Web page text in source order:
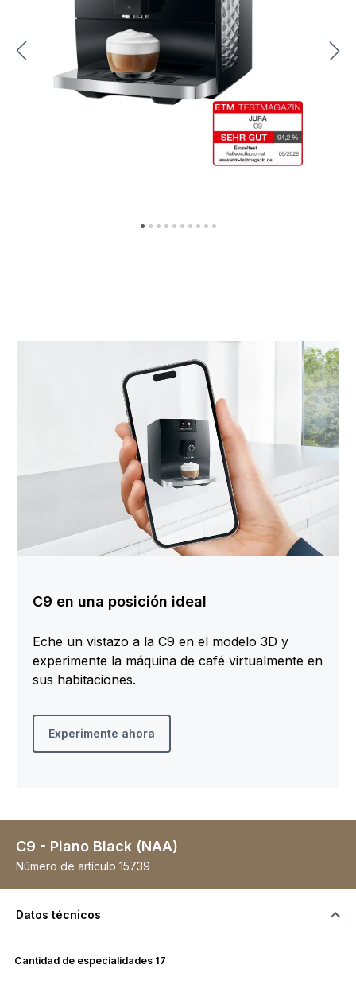
C9 en una posición ideal
Eche un vistazo a la C9 en el modelo 3D y
experimente la máquina de café virtualmente en
sus habitaciones.
Experimente ahora
C9 - Piano Black (NAA)
Número de artículo 15739
Datos técnicos